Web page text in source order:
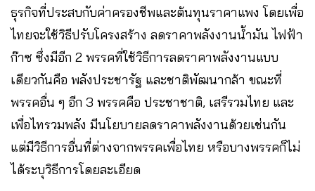
ธุรกิจที่ประสบกับค่าครองชีพและต้นทุนราคาแพง โดยเพื่อ
ไทยจะใช้วิธีปรับโครงสร้าง ลดราคาพลังงานน้ำมัน ไฟฟ้า
ก๊าซ ซึ่งมีอีก 2 พรรคที่ใช้วิธีการลดราคาพลังงานแบบ
เดียวกันคือ พลังประชารัฐ และชาติพัฒนากล้า ขณะที่
พรรคอื่น ๆ อีก 3 พรรคคือ ประชาชาติ, เสรีรวมไทย และ
เพื่อไทรวมพลัง มีนโยบายลดราคาพลังงานด้วยเช่นกัน
แต่มีวิธีการอื่นที่ต่างจากพรรคเพื่อไทย หรือบางพรรคก็ไม่
ได้ระบุวิธีการโดยละเอียด